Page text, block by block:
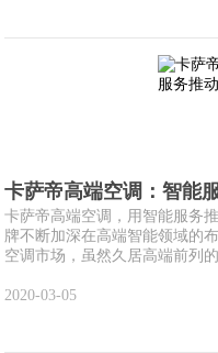
卡萨帝高端空调：智能
卡萨帝高端空调，用智能服务
牌不断加深在高端智能领域的
空调市场，虽然久居高端前列
2020-03-05